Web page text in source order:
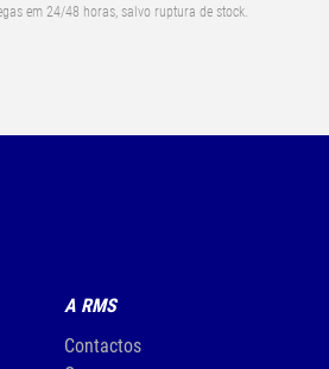
em 24/48 horas, salvo ruptura de stock.
A RMS
Contactos